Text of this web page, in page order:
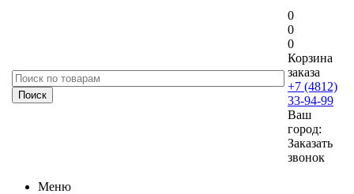
0
0
0
Корзина
заказа
+7 (4812)
33-94-99
Ваш
город:
Заказать
звонок
Меню